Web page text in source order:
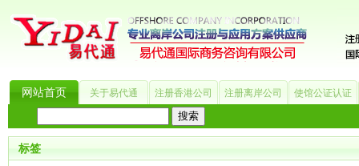
网站首页 关于易代通 注册香港公司 注册离岸公司 使馆公证认证
热门搜索：_? 美国公司 BVI公司 英国公司 银行开户 香港公司 商标注册
标签